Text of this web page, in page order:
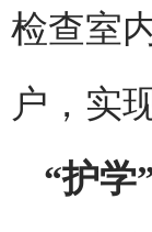
检查室
户，实
“护学